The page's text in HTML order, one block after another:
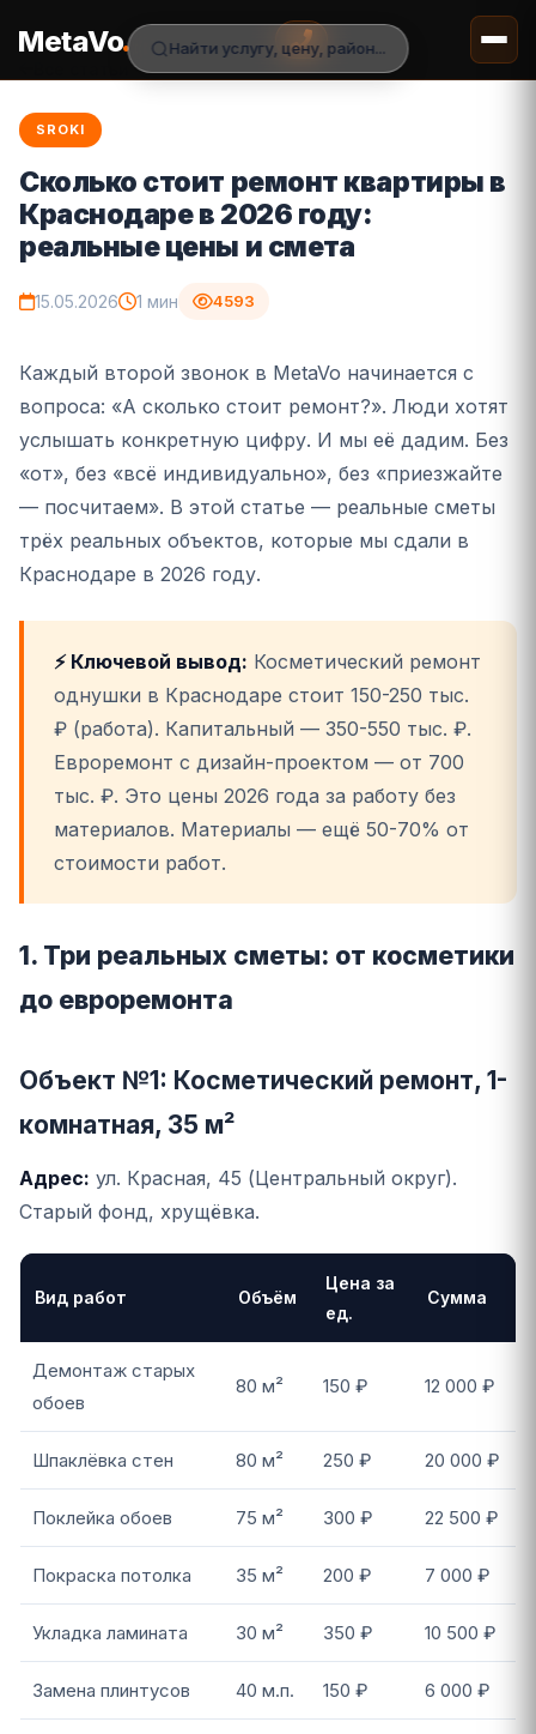
MetaVo.
SROKI
Сколько стоит ремонт квартиры в
Краснодаре в 2026 году:
реальные цены и смета
15.05.2026 1 мин 4593
Каждый второй звонок в MetaVo начинается с
вопроса: «А сколько стоит ремонт?». Люди хотят
услышать конкретную цифру. И мы её дадим. Без
«от», без «всё индивидуально», без «приезжайте
— посчитаем». В этой статье — реальные сметы
трёх реальных объектов, которые мы сдали в
Краснодаре в 2026 году.
⚡ Ключевой вывод: Косметический ремонт
однушки в Краснодаре стоит 150-250 тыс.
₽ (работа). Капитальный — 350-550 тыс. ₽.
Евроремонт с дизайн-проектом — от 700
тыс. ₽. Это цены 2026 года за работу без
материалов. Материалы — ещё 50-70% от
стоимости работ.
1. Три реальных сметы: от косметики
до евроремонта
Объект №1: Косметический ремонт, 1-
комнатная, 35 м²
Адрес: ул. Красная, 45 (Центральный округ).
Старый фонд, хрущёвка.
Вид работ Объём
Цена за
ед.
Сумма
Демонтаж старых
обоев
80 м² 150 ₽ 12 000 ₽
Шпаклёвка стен 80 м² 250 ₽ 20 000 ₽
Поклейка обоев 75 м² 300 ₽ 22 500 ₽
Покраска потолка 35 м² 200 ₽ 7 000 ₽
Укладка ламината 30 м² 350 ₽ 10 500 ₽
Замена плинтусов 40 м.п. 150 ₽ 6 000 ₽
Найти услугу, цену, район...